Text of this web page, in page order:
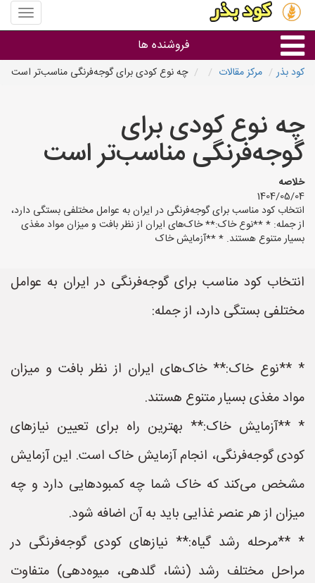
منوی
سایت
بذر
فروشنده ها
استان ها
کود بذر مرکز مقالات چه نوع کودی برای گوجه‌فرنگی مناسب‌تر است
چه نوع کودی برای
گوجه‌فرنگی مناسب‌تر است
خلاصه
1404/05/04
انتخاب کود مناسب برای گوجه‌فرنگی در ایران به عوامل مختلفی بستگی دارد،
از جمله: * **نوع خاک:** خاک‌های ایران از نظر بافت و میزان مواد مغذی
بسیار متنوع هستند. * **آزمایش خاک
انتخاب کود مناسب برای گوجه‌فرنگی در ایران به عوامل
مختلفی بستگی دارد، از جمله:
* **نوع خاک:** خاک‌های ایران از نظر بافت و میزان
مواد مغذی بسیار متنوع هستند.
* **آزمایش خاک:** بهترین راه برای تعیین نیازهای
کودی گوجه‌فرنگی، انجام آزمایش خاک است. این آزمایش
مشخص می‌کند که خاک شما چه کمبودهایی دارد و چه
میزان از هر عنصر غذایی باید به آن اضافه شود.
* **مرحله رشد گیاه:** نیازهای کودی گوجه‌فرنگی در
مراحل مختلف رشد (نشا، گلدهی، میوه‌دهی) متفاوت